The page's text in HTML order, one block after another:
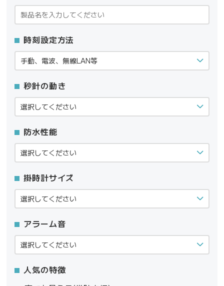
時刻設定方法
秒針の動き
防水性能
掛時計サイズ
アラーム音
人気の特徴